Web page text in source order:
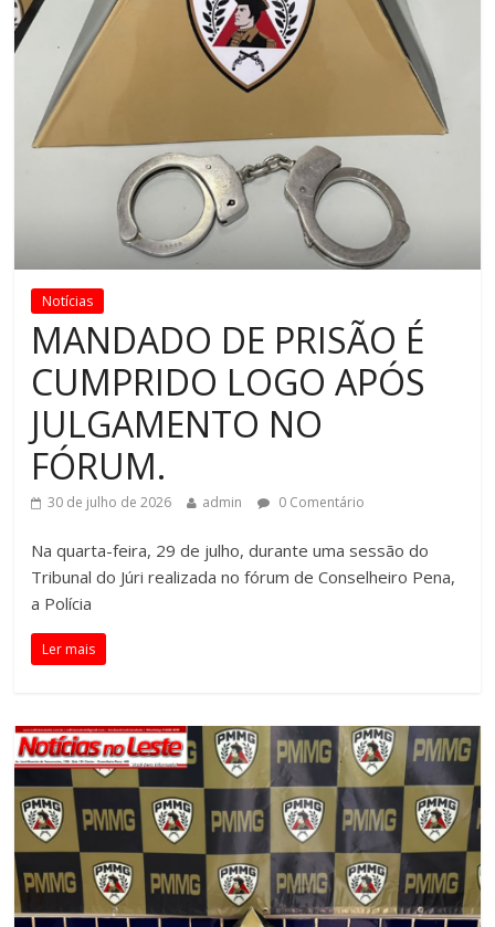
Notícias
MANDADO DE PRISÃO É
CUMPRIDO LOGO APÓS
JULGAMENTO NO
FÓRUM.
30 de julho de 2026 admin 0 Comentário
Na quarta-feira, 29 de julho, durante uma sessão do
Tribunal do Júri realizada no fórum de Conselheiro Pena,
a Polícia
Ler mais